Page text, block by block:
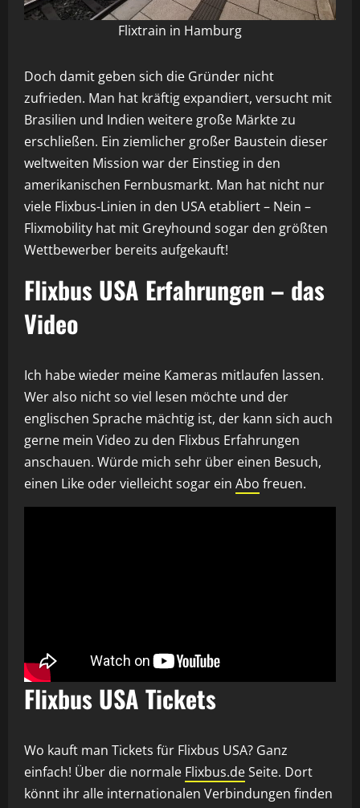
Flixtrain in Hamburg
Doch damit geben sich die Gründer nicht
zufrieden. Man hat kräftig expandiert, versucht mit
Brasilien und Indien weitere große Märkte zu
erschließen. Ein ziemlicher großer Baustein dieser
weltweiten Mission war der Einstieg in den
amerikanischen Fernbusmarkt. Man hat nicht nur
viele Flixbus-Linien in den USA etabliert – Nein –
Flixmobility hat mit Greyhound sogar den größten
Wettbewerber bereits aufgekauft!
Flixbus USA Erfahrungen – das
Video
Ich habe wieder meine Kameras mitlaufen lassen.
Wer also nicht so viel lesen möchte und der
englischen Sprache mächtig ist, der kann sich auch
gerne mein Video zu den Flixbus Erfahrungen
anschauen. Würde mich sehr über einen Besuch,
einen Like oder vielleicht sogar ein Abo freuen.
Flixbus USA Tickets
Wo kauft man Tickets für Flixbus USA? Ganz
einfach! Über die normale Flixbus.deSeite. Dort
könnt ihr alle internationalen Verbindungen finden